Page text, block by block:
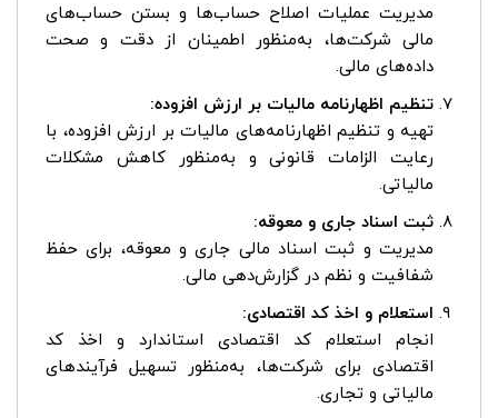
مدیریت عملیات اصلاح حساب‌ها و بستن حساب‌های
مالی شرکت‌ها، به‌منظور اطمینان از دقت و صحت
داده‌های مالی.
تنظیم اظهارنامه مالیات بر ارزش افزوده:
تهیه و تنظیم اظهارنامه‌های مالیات بر ارزش افزوده، با
رعایت الزامات قانونی و به‌منظور کاهش مشکلات
مالیاتی.
ثبت اسناد جاری و معوقه:
مدیریت و ثبت اسناد مالی جاری و معوقه، برای حفظ
شفافیت و نظم در گزارش‌دهی مالی.
استعلام و اخذ کد اقتصادی:
انجام استعلام کد اقتصادی استاندارد و اخذ کد
اقتصادی برای شرکت‌ها، به‌منظور تسهیل فرآیندهای
مالیاتی و تجاری.